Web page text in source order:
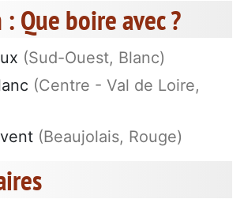
Que boire avec ?
(Sud-Ouest, Blanc)
(Centre - Val de Loire,
(Beaujolais, Rouge)